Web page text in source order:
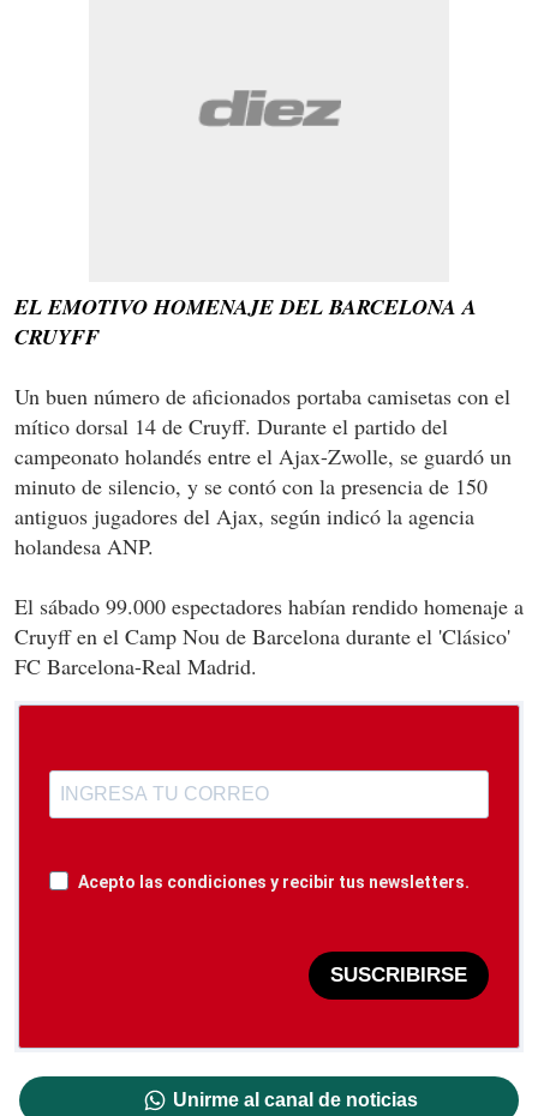
EL EMOTIVO HOMENAJE DEL BARCELONA A
CRUYFF
Un buen número de aficionados portaba camisetas con el
mítico dorsal 14 de Cruyff. Durante el partido del
campeonato holandés entre el Ajax-Zwolle, se guardó un
minuto de silencio, y se contó con la presencia de 150
antiguos jugadores del Ajax, según indicó la agencia
holandesa ANP.
El sábado 99.000 espectadores habían rendido homenaje a
Cruyff en el Camp Nou de Barcelona durante el 'Clásico'
FC Barcelona-Real Madrid.
Acepto las condiciones y recibir tus newsletters.
SUSCRIBIRSE
Unirme al canal de noticias